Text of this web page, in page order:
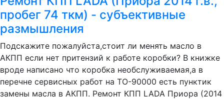
пробег 74 ткм) - субъективные
размышления
Подскажите пожалуйста,стоит ли менять масло в
АКПП если нет притензий к работе коробки? В книжке
вроде написано что коробка необслуживаемая,а в
перечне сервисных работ на ТО-90000 есть пунктик
замены масла в АКПП. Ремонт КПП LADA Приора (2014